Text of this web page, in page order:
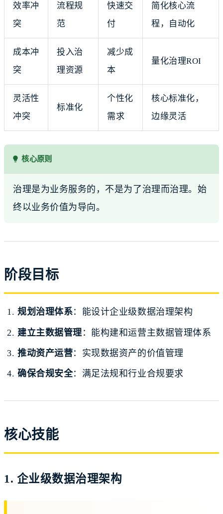
效率冲
突
流程规
范
快速交
付
简化核心流
程，自动化
成本冲
突
投入治
理资源
减少成
本
量化治理ROI
灵活性
冲突
标准化
个性化
需求
核心标准化，
边缘灵活
核心原则
治理是为业务服务的，不是为了治理而治理。始
终以业务价值为导向。
阶段目标
规划治理体系：能设计企业级数据治理架构
建立主数据管理 ：能构建和运营主数据管理体系
推动资产运营：实现数据资产的价值管理
确保合规安全：满足法规和行业合规要求
核心技能
1. 企业级数据治理架构